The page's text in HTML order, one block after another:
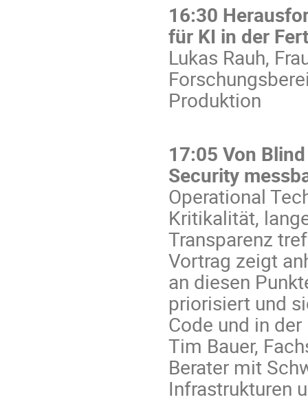
16:30
für KI in der
Lukas Rauh,
Produktion
17:05 Von
Security
Operational
Kritikalität,
Transparenz
Vortrag zeigt
an diesen
priorisiert und
Code und in
Tim Bauer,
Berater mit
Infrastrukturen